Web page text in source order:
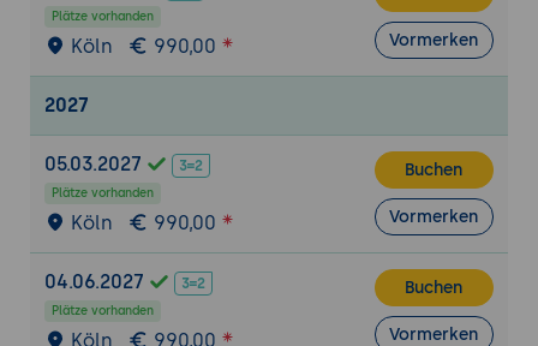
Plätze vorhanden
Köln 990,00 Vormerken
2027
05.03.2027
Plätze vorhanden
Köln 990,00
Buchen
Vormerken
04.06.2027
Plätze vorhanden
Köln 990,00
Buchen
Vormerken